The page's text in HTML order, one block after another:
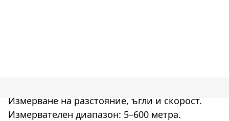
Измерване на разстояние, ъгли и скорост.
Измервателен диапазон: 5–600 метра.